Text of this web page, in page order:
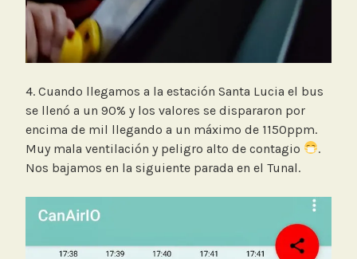
4. Cuando llegamos a la estación Santa Lucia el bus
se llenó a un 90% y los valores se dispararon por
encima de mil llegando a un máximo de 1150ppm.
Muy mala ventilación y peligro alto de contagio
.
Nos bajamos en la siguiente parada en el Tunal.